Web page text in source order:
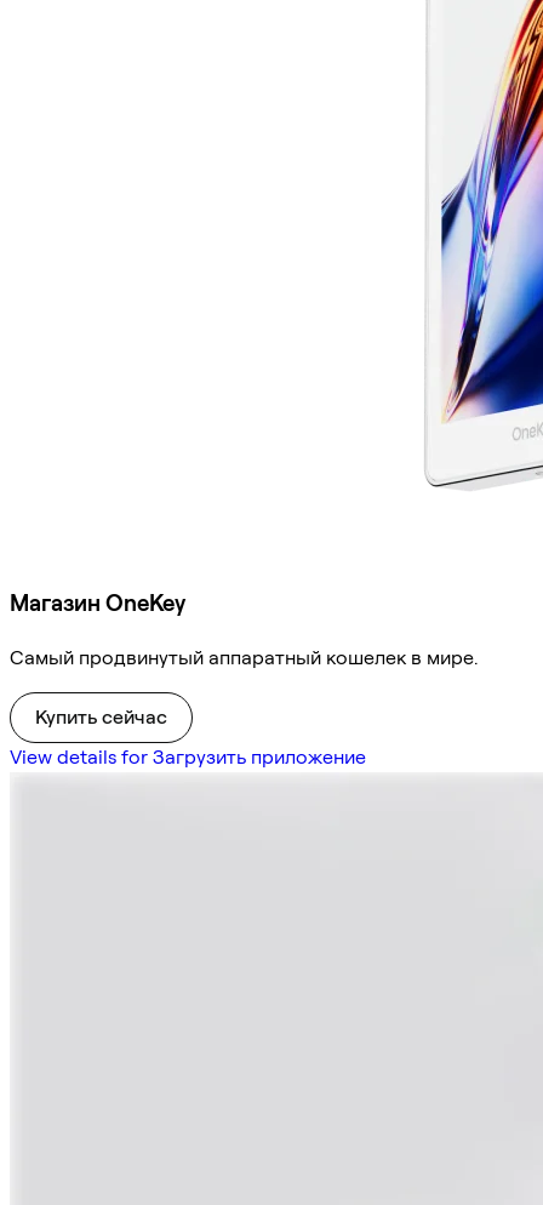
Магазин OneKey
Самый продвинутый аппаратный кошелек в мире.
Купить сейчас
View details for Загрузить приложение